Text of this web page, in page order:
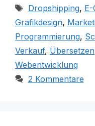
Schlagwörter
Dropshipping,
Grafikdesign,
Programmierung,
Verkauf, Übersetzen
Webentwicklung
2 Kommentare